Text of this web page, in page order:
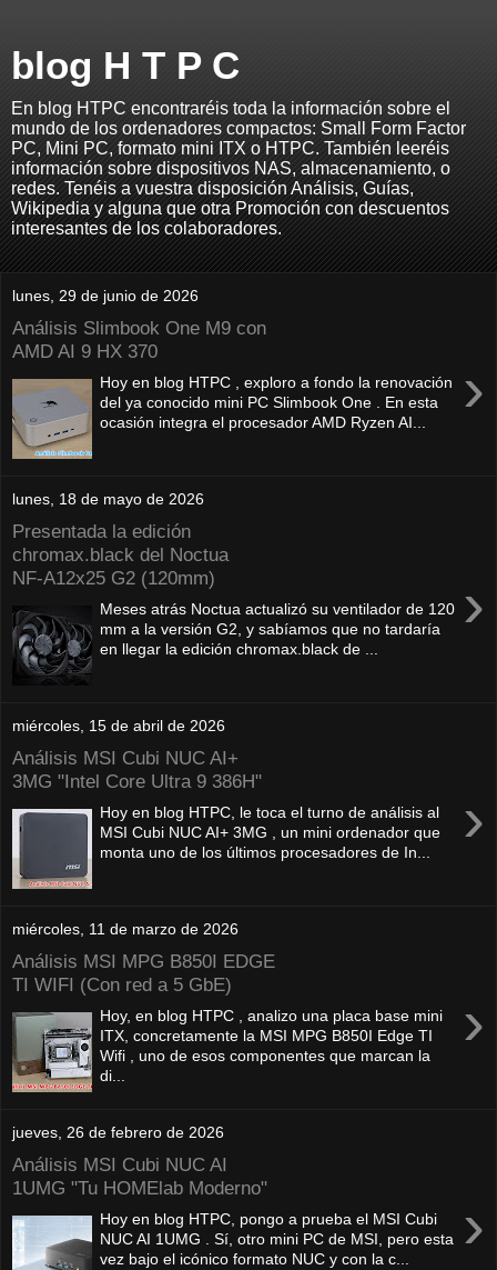
blog H T P C
En blog HTPC encontraréis toda la información sobre el
mundo de los ordenadores compactos: Small Form Factor
PC, Mini PC, formato mini ITX o HTPC. También leeréis
información sobre dispositivos NAS, almacenamiento, o
redes. Tenéis a vuestra disposición Análisis, Guías,
Wikipedia y alguna que otra Promoción con descuentos
interesantes de los colaboradores.
lunes, 29 de junio de 2026
Análisis Slimbook One M9 con
AMD AI 9 HX 370
›
Hoy en blog HTPC , exploro a fondo la renovación
del ya conocido mini PC Slimbook One . En esta
ocasión integra el procesador AMD Ryzen AI...
lunes, 18 de mayo de 2026
Presentada la edición
chromax.black del Noctua
NF‑A12x25 G2 (120mm)
›
Meses atrás Noctua actualizó su ventilador de 120
mm a la versión G2, y sabíamos que no tardaría
en llegar la edición chromax.black de ...
miércoles, 15 de abril de 2026
Análisis MSI Cubi NUC AI+
3MG "Intel Core Ultra 9 386H"
›
Hoy en blog HTPC, le toca el turno de análisis al
MSI Cubi NUC AI+ 3MG , un mini ordenador que
monta uno de los últimos procesadores de In...
miércoles, 11 de marzo de 2026
Análisis MSI MPG B850I EDGE
TI WIFI (Con red a 5 GbE)
›
Hoy, en blog HTPC , analizo una placa base mini
ITX, concretamente la MSI MPG B850I Edge TI
Wifi , uno de esos componentes que marcan la
di...
jueves, 26 de febrero de 2026
Análisis MSI Cubi NUC AI
1UMG "Tu HOMElab Moderno"
›
Hoy en blog HTPC, pongo a prueba el MSI Cubi
NUC AI 1UMG . Sí, otro mini PC de MSI, pero esta
vez bajo el icónico formato NUC y con la c...